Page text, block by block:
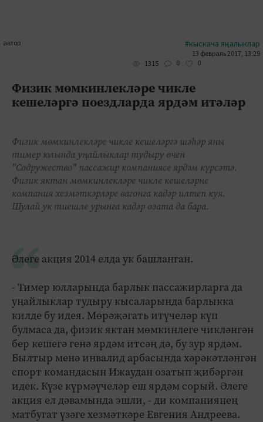
автор #кыскача яңалыклар
13 февраль 2017, 13:29
1315
0 0
Физик мөмкинлекләре чикле
кешеләргә поездларда ярдәм итәләр
Физик мөмкинлекләре чикле кешеләргә шәһәр яны
тимер юлында уңайлыклар тудыру өчен
"Содружество" пассажир компаниясе ярдәм күрсәтә.
Физик яктан мөмкинлекләре чикле кешеләрне
компания хезмәткәрләре вагонга кадәр илтеп куя.
Шулай ук тиешле урынга кадәр озата да бара.
Әлеге акция 2014 елда ук башланган.
- Тимер юлларында барлык пассажирларга да
уңайлыклар тудыру кысаларында барлыкка
килде бу идея. Мөрәҗәгать итүчеләр күп
булмаса да, физик яктан мөмкинлеге чикләнгән
бер кешегә генә ярдәм итсәң дә, бу зур ярдәм.
Былтыр менә инвалид арбасында хәрәкәтләнгән
спорт командасын Ижаудан озатып җибәргән
идек. Күзе күрмәүчеләр еш ярдәм сорый. Әлеге
акция ел дәвамында эшли, - ди компаниянең
матбугат үзәге хезмәткәре Евгения Андреева.